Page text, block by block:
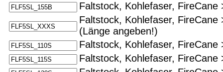
Faltstock, Kohlefaser,
Faltstock, Kohlefaser,
(Länge angeben!)
Faltstock, Kohlefaser,
Faltstock, Kohlefaser,